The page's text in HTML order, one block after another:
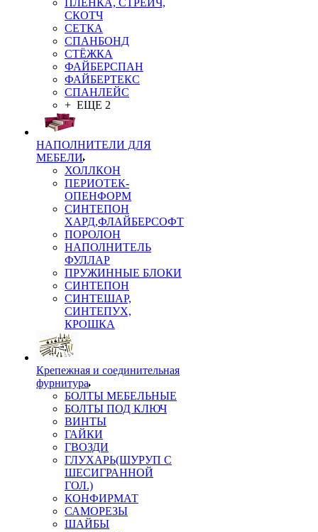
ПЛЁНКА, СТРЕЙЧ,
СКОТЧ
СЕТКА
СПАНБОНД
СТЁЖКА
ФАЙБЕРСПАН
ФАЙБЕРТЕКС
СПАНЛЕЙС
+ ЕЩЕ 2
НАПОЛНИТЕЛИ ДЛЯ
МЕБЕЛИ
ХОЛЛКОН
ПЕРИОТЕК-
ОПЕНФОРМ
СИНТЕПОН
ХАРД,ФЛАЙБЕРСОФТ
ПОРОЛОН
НАПОЛНИТЕЛЬ
ФУЛЛАР
ПРУЖИННЫЕ БЛОКИ
СИНТЕПОН
СИНТЕШАР,
СИНТЕПУХ,
КРОШКА
Крепежная и соединительная
фурнитура
БОЛТЫ МЕБЕЛЬНЫЕ
БОЛТЫ ПОД КЛЮЧ
ВИНТЫ
ГАЙКИ
ГВОЗДИ
ГЛУХАРЬ(ШУРУП С
ШЕСИГРАННОЙ
ГОЛ.)
КОНФИРМАТ
САМОРЕЗЫ
ШАЙБЫ